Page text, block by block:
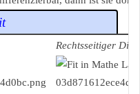
Rechtsseitiger